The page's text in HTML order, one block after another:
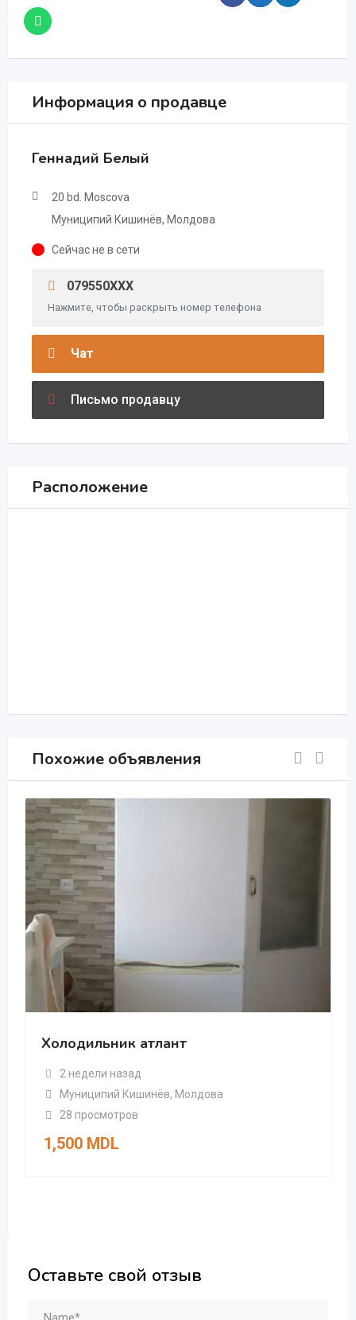
Информация о продавце
Геннадий Белый
20 bd. Moscova
Муниципий Кишинёв, Молдова
Сейчас не в сети
079550XXX
Нажмите, чтобы раскрыть номер телефона
Чат
Письмо продавцу
Расположение
Похожие объявления
Холодильник атлант
2 недели назад
Муниципий Кишинёв, Молдова
28 просмотров
1,500 MDL
Оставьте свой отзыв